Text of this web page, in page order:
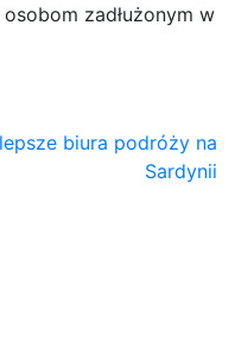
zadłużonym w
biura podróży na
Sardynii